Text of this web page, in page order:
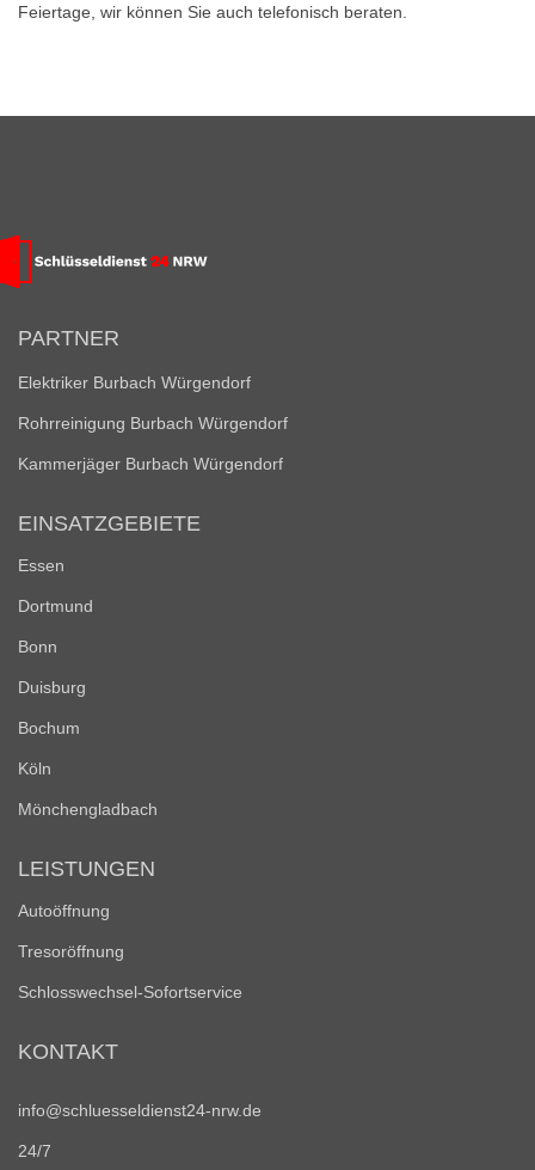
Feiertage, wir können Sie auch telefonisch beraten.
PARTNER
Elektriker Burbach Würgendorf
Rohrreinigung Burbach Würgendorf
Kammerjäger Burbach Würgendorf
EINSATZGEBIETE
Essen
Dortmund
Bonn
Duisburg
Bochum
Köln
Mönchengladbach
LEISTUNGEN
Autoöffnung
Tresoröffnung
Schlosswechsel-Sofortservice
KONTAKT
info@schluesseldienst24-nrw.de
24/7